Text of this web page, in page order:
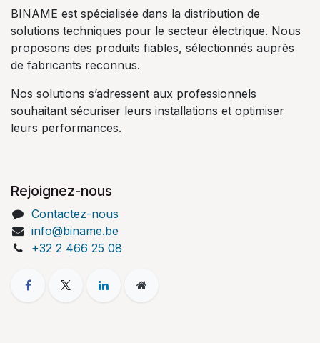
BINAME est spécialisée dans la distribution de
solutions techniques pour le secteur électrique. Nous
proposons des produits fiables, sélectionnés auprès
de fabricants reconnus.
Nos solutions s’adressent aux professionnels
souhaitant sécuriser leurs installations et optimiser
leurs performances.
Rejoignez-nous
Contactez-nous
info@biname.be
+32 2 466 25 08